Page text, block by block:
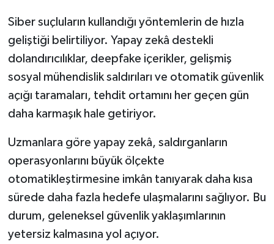
Siber suçluların kullandığı yöntemlerin de hızla
geliştiği belirtiliyor. Yapay zekâ destekli
dolandırıcılıklar, deepfake içerikler, gelişmiş
sosyal mühendislik saldırıları ve otomatik güvenlik
açığı taramaları, tehdit ortamını her geçen gün
daha karmaşık hale getiriyor.
Uzmanlara göre yapay zekâ, saldırganların
operasyonlarını büyük ölçekte
otomatikleştirmesine imkân tanıyarak daha kısa
sürede daha fazla hedefe ulaşmalarını sağlıyor. Bu
durum, geleneksel güvenlik yaklaşımlarının
yetersiz kalmasına yol açıyor.